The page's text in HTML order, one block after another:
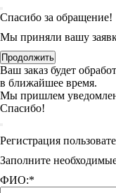
Спасибо за обращение!
Мы приняли вашу
Продолжить
Ваш заказ будет
в ближайшее время.
Мы пришлем
Спасибо!
Регистрация
Заполните
ФИО:*